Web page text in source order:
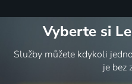
Vyberte si
Služby můžete kdykoli
je bez